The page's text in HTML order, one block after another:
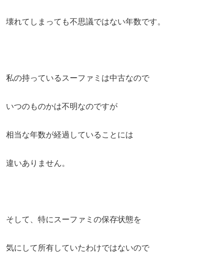
壊れてしまっても不思議ではない年数です。
私の持っているスーファミは中古なので
いつのものかは不明なのですが
相当な年数が経過していることには
違いありません。
そして、特にスーファミの保存状態を
気にして所有していたわけではないので